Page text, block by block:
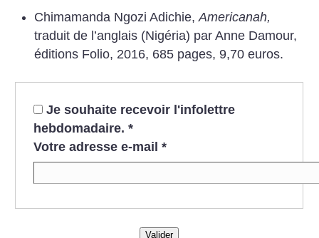
Chimamanda Ngozi Adichie, Americanah,
traduit de l’anglais (Nigéria) par Anne Damour,
éditions Folio, 2016, 685 pages, 9,70 euros.
Je souhaite recevoir l'infolettre
hebdomadaire. *
Votre adresse e-mail *
Valider